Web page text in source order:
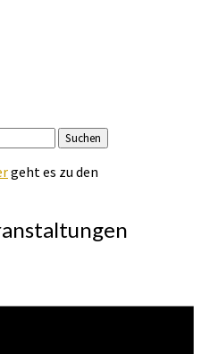
Suchen
geht es zu den